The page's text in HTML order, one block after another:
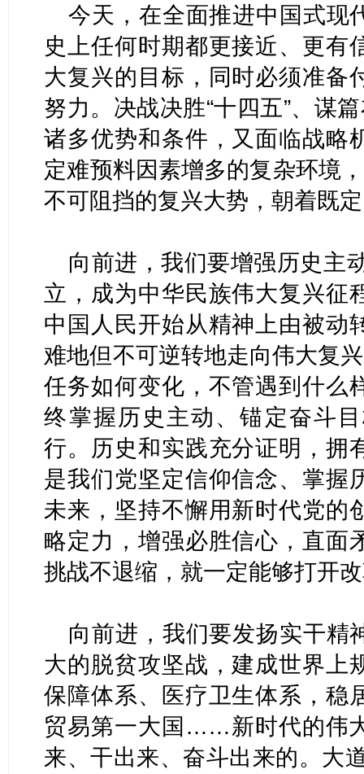
今天，在全面推进中国式现
史上任何时期都更接近、更有
大复兴的目标，同时必须准备
努力。决战决胜“十四五”、谋
诸多优势和条件，又面临战略
定难预料因素增多的复杂环境
不可阻挡的复兴大势，朝着既
向前进，我们要增强历史主
立，成为中华民族伟大复兴征
中国人民开始从精神上由被动
难地但不可逆转地走向伟大复
任务如何变化，不管遇到什么
终掌握历史主动、锚定奋斗
行。历史和实践充分证明，拥
是我们党坚定信仰信念、掌握
未来，坚持不懈用新时代党的
略定力，增强必胜信心，直面
挑战不退缩，就一定能够打开
向前进，我们要发扬实干精
大的脱贫攻坚战，建成世界上
保障体系、医疗卫生体系，稳
贸易第一大国……新时代的伟
来、干出来、奋斗出来的。大